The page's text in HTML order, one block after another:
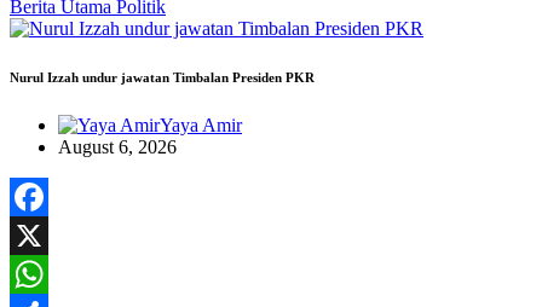
Berita Utama Politik
Nurul Izzah undur jawatan Timbalan Presiden PKR
Yaya Amir
August 6, 2026
Facebook
X